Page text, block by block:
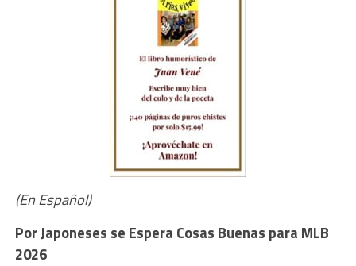
(En Español)
Por Japoneses se Espera Cosas Buenas para MLB
2026